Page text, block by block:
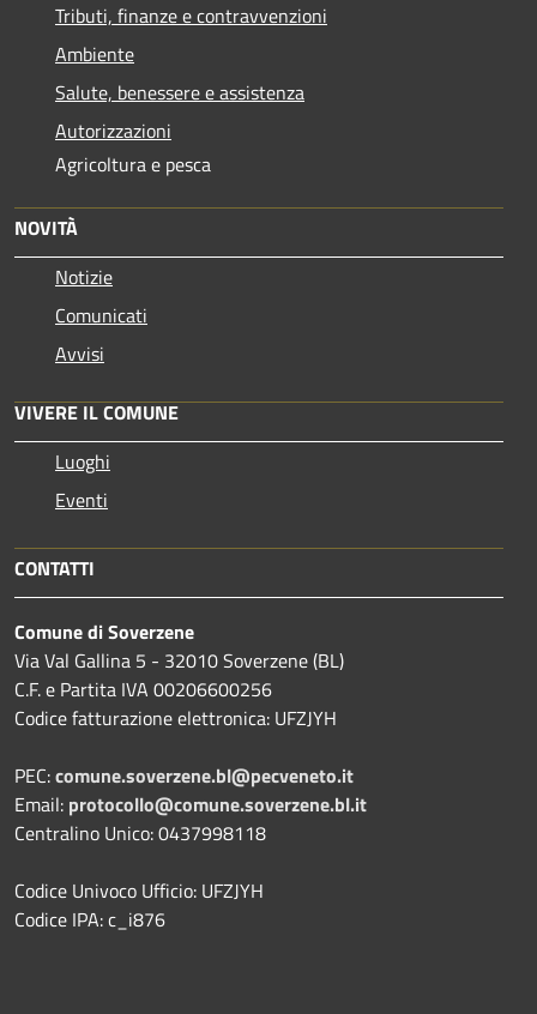
Tributi, finanze e contravvenzioni
Ambiente
Salute, benessere e assistenza
Autorizzazioni
Agricoltura e pesca
NOVITÀ
Notizie
Comunicati
Avvisi
VIVERE IL COMUNE
Luoghi
Eventi
CONTATTI
Comune di Soverzene
Via Val Gallina 5 - 32010 Soverzene (BL)
C.F. e Partita IVA 00206600256
Codice fatturazione elettronica: UFZJYH
PEC:comune.soverzene.bl@pecveneto.it
Email: protocollo@comune.soverzene.bl.it
Centralino Unico: 0437998118
Codice Univoco Ufficio: UFZJYH
Codice IPA: c_i876